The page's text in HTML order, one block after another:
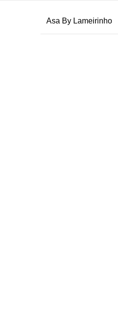
Asa By Lameirinho